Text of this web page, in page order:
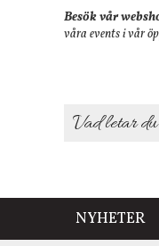
Besök vår
våra events i vår
NYHETER